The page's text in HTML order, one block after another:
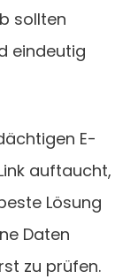
sollten
eindeutig
E-
auftaucht,
Lösung
Daten
zu prüfen.